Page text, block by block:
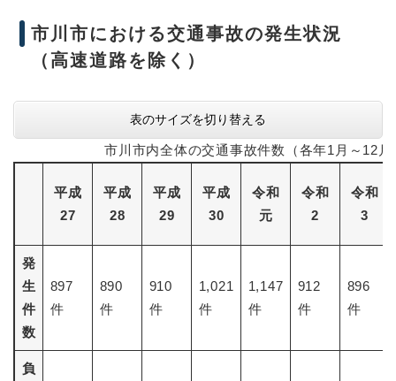
市川市における交通事故の発生状況
（高速道路を除く）
表のサイズを切り替える
市川市内全体の交通事故件数（各年1月～12
平成
27
平成
28
平成
29
平成
30
令和
元
令和
2
令和
3
発
生
件
数
897
件
890
件
910
件
1,021
件
1,147
件
912
件
896
件
負